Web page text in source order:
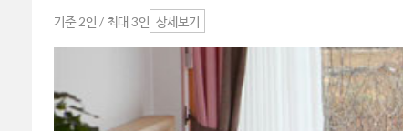
기준 2인 / 최대 3인 상세보기